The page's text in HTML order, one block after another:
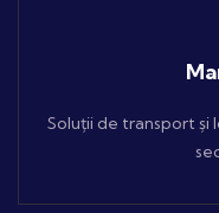
Soluții de transport